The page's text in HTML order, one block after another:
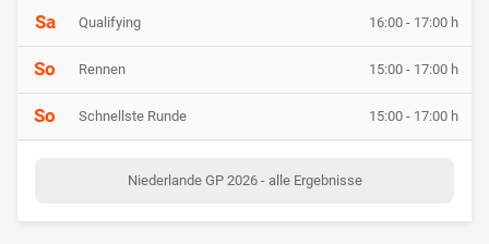
Sa Qualifying 16:00 - 17:00 h
So Rennen 15:00 - 17:00 h
So Schnellste Runde 15:00 - 17:00 h
Niederlande GP 2026 - alle Ergebnisse